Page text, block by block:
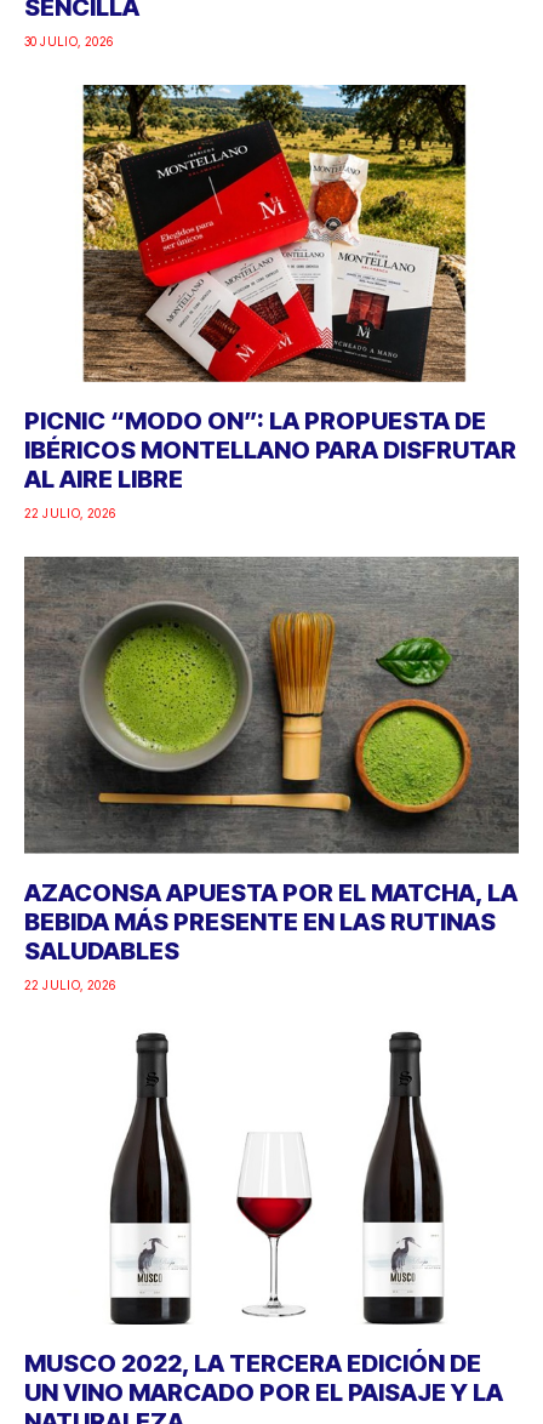
SENCILLA
30 JULIO, 2026
PICNIC “MODO ON”: LA PROPUESTA DE
IBÉRICOS MONTELLANO PARA DISFRUTAR
AL AIRE LIBRE
22 JULIO, 2026
AZACONSA APUESTA POR EL MATCHA, LA
BEBIDA MÁS PRESENTE EN LAS RUTINAS
SALUDABLES
22 JULIO, 2026
MUSCO 2022, LA TERCERA EDICIÓN DE
UN VINO MARCADO POR EL PAISAJE Y LA